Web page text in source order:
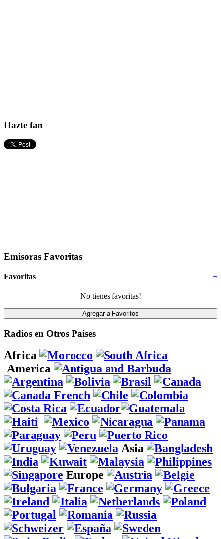
Hazte fan
Emisoras Favoritas
+
Favoritas
No tienes favoritas!
Radios en Otros Paises
Africa
America
Asia
Europe